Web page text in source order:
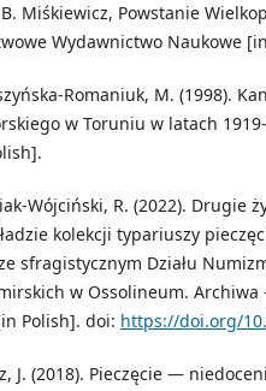
Miśkiewicz, Powstanie
Wydawnictwo Naukowe
Romaniuk, M. (1998).
w Toruniu w latach
Wójciński, R. (2022). Drugie
kolekcji typariuszy
sfragistycznym Działu
w Ossolineum.
Polish]. doi: https://doi.org/
J. (2018). Pieczęcie —